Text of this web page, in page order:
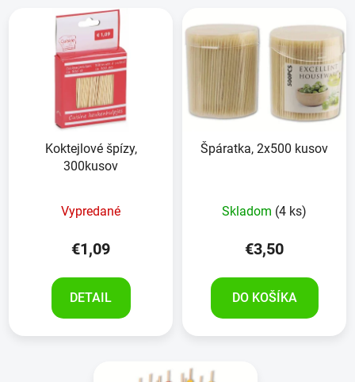
Koktejlové špízy,
300kusov
Vypredané
€1,09
DETAIL
Špáratka, 2x500 kusov
Skladom (4 ks)
€3,50
DO KOŠÍKA